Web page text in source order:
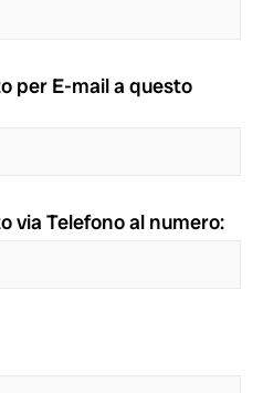
per E-mail a questo
via Telefono al numero: